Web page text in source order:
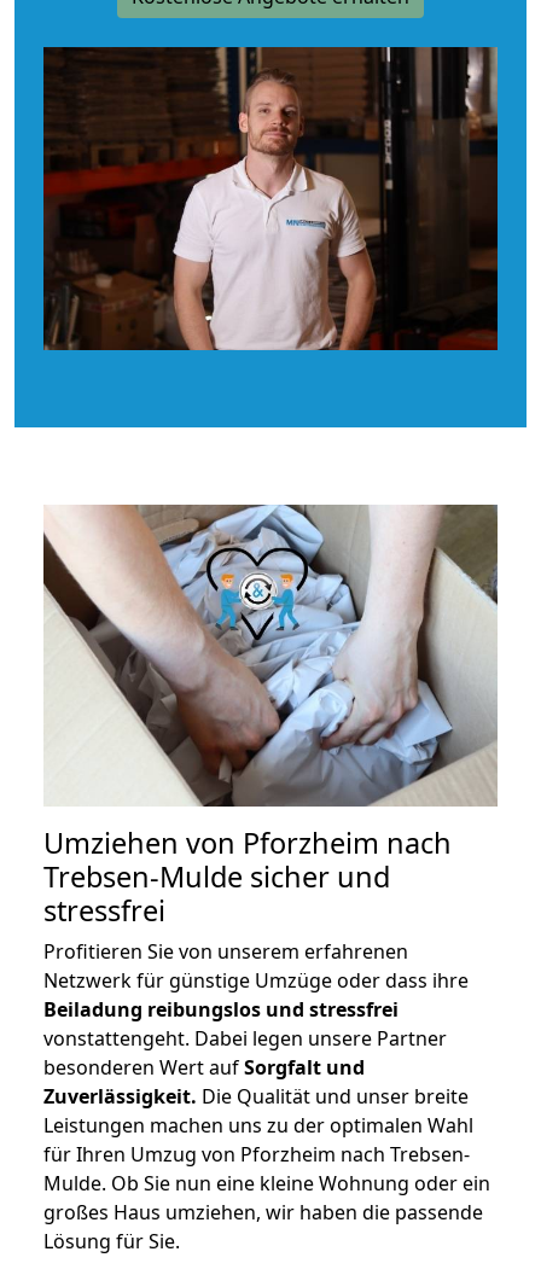
Umziehen von Pforzheim nach
Trebsen-Mulde sicher und
stressfrei
Profitieren Sie von unserem erfahrenen
Netzwerk für günstige Umzüge oder dass ihre
Beiladung reibungslos und stressfrei
vonstattengeht. Dabei legen unsere Partner
besonderen Wert aufSorgfalt und
Zuverlässigkeit. Die Qualität und unser breite
Leistungen machen uns zu der optimalen Wahl
für Ihren Umzug von Pforzheim nach Trebsen-
Mulde. Ob Sie nun eine kleine Wohnung oder ein
großes Haus umziehen, wir haben die passende
Lösung für Sie.